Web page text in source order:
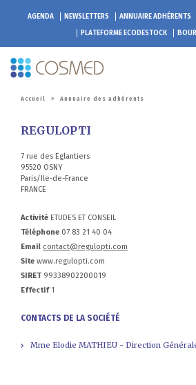
AGENDA NEWSLETTERS ANNUAIRE ADHÉRENTS
PLATEFORMEECODESTOCK
Accueil > Annuaire des adhérents
REGULOPTI
7 rue des Eglantiers
95520 OSNY
Paris/Ile-de-France
FRANCE
Activité ETUDES ET CONSEIL
Téléphone 07 83 21 40 04
Email contact@regulopti.com
Site www.regulopti.com
SIRET 99338902200019
Effectif1
CONTACTS DE LA SOCIÉTÉ
Mme Elodie MATHIEU - Direction